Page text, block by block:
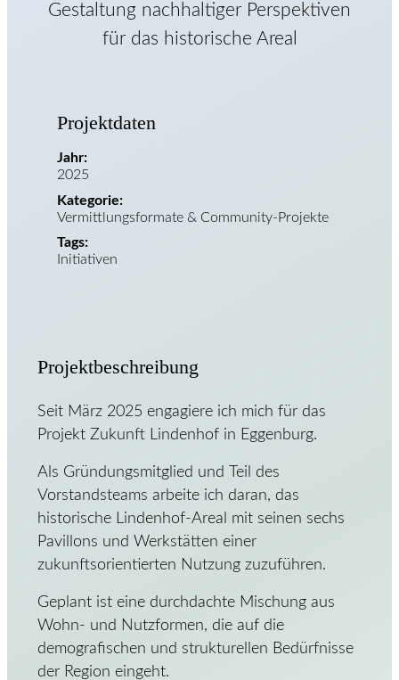
Gestaltung nachhaltiger Perspektiven
für das historische Areal
Projektbeschreibung
Seit März 2025 engagiere ich mich für das
Projekt Zukunft Lindenhof in Eggenburg.
Als Gründungsmitglied und Teil des
Vorstandsteams arbeite ich daran, das
historische Lindenhof-Areal mit seinen sechs
Pavillons und Werkstätten einer
zukunftsorientierten Nutzung zuzuführen.
Geplant ist eine durchdachte Mischung aus
Wohn- und Nutzformen, die auf die
demografischen und strukturellen Bedürfnisse
der Region eingeht.
Projektdaten
Jahr:
2025
Kategorie:
Vermittlungsformate & Community-Projekte
Tags:
Initiativen